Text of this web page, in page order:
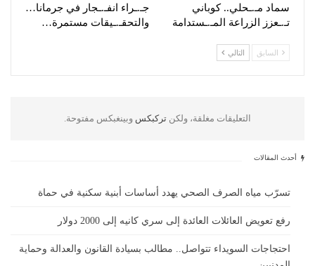
سماد مـ.ـحلي.. كوباني
تـ.ـعزز الزراعة المـ.ـستدامة
جـ.ـراء انفـ.ـجار في جرمانا…
والتحقـ.ـيقات مستمرة…
السابق التالي
التعليقات مغلقة، ولكن تركبكس وبينغبكس مفتوحة.
أحدث المقالات
تسرّب مياه الصرف الصحي يهدد أساسات أبنية سكنية في حماة
رفع تعويض العائلات العائدة إلى سري كانيه إلى 2000 دولار
احتجاجات السويداء تتواصل.. مطالب بسيادة القانون والعدالة وحماية